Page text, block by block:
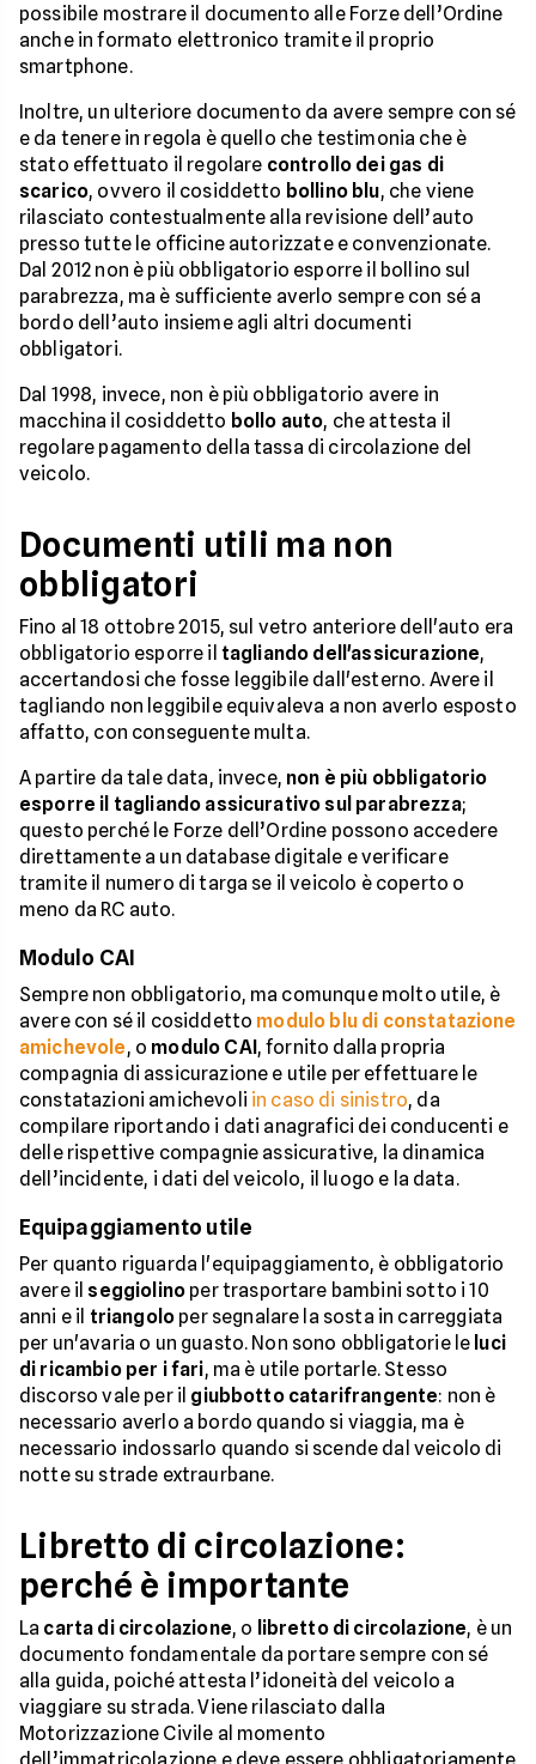
possibile mostrare il documento alle Forze dell’Ordine
anche in formato elettronico tramite il proprio
smartphone.
Inoltre, un ulteriore documento da avere sempre con sé
e da tenere in regola è quello che testimonia che è
stato effettuato il regolare controllo dei gas di
scarico, ovvero il cosiddetto bollino blu, che viene
rilasciato contestualmente alla revisione dell’auto
presso tutte le officine autorizzate e convenzionate.
Dal 2012 non è più obbligatorio esporre il bollino sul
parabrezza, ma è sufficiente averlo sempre con sé a
bordo dell’auto insieme agli altri documenti
obbligatori.
Dal 1998, invece, non è più obbligatorio avere in
macchina il cosiddetto bollo auto, che attesta il
regolare pagamento della tassa di circolazione del
veicolo.
Documenti utili ma non
obbligatori
Fino al 18 ottobre 2015, sul vetro anteriore dell'auto era
obbligatorio esporre il tagliando dell'assicurazione,
accertandosi che fosse leggibile dall'esterno. Avere il
tagliando non leggibile equivaleva a non averlo esposto
affatto, con conseguente multa.
A partire da tale data, invece, non è più obbligatorio
esporre il tagliando assicurativo sul parabrezza;
questo perché le Forze dell’Ordine possono accedere
direttamente a un database digitale e verificare
tramite il numero di targa se il veicolo è coperto o
meno da RC auto.
Modulo CAI
Sempre non obbligatorio, ma comunque molto utile, è
avere con sé il cosiddetto modulo blu di constatazione
amichevole, o modulo CAI, fornito dalla propria
compagnia di assicurazione e utile per effettuare le
constatazioni amichevoli in caso di sinistro, da
compilare riportando i dati anagrafici dei conducenti e
delle rispettive compagnie assicurative, la dinamica
dell’incidente, i dati del veicolo, il luogo e la data.
Equipaggiamento utile
Per quanto riguarda l'equipaggiamento, è obbligatorio
avere il seggiolino per trasportare bambini sotto i 10
anni e il triangolo per segnalare la sosta in carreggiata
per un'avaria o un guasto. Non sono obbligatorie le luci
di ricambio per i fari, ma è utile portarle. Stesso
discorso vale per il giubbotto catarifrangente: non è
necessario averlo a bordo quando si viaggia, ma è
necessario indossarlo quando si scende dal veicolo di
notte su strade extraurbane.
Libretto di circolazione:
perché è importante
La carta di circolazione, o libretto di circolazione, è un
documento fondamentale da portare sempre con sé
alla guida, poiché attesta l’idoneità del veicolo a
viaggiare su strada. Viene rilasciato dalla
Motorizzazione Civile al momento
dell’immatricolazione e deve essere obbligatoriamente